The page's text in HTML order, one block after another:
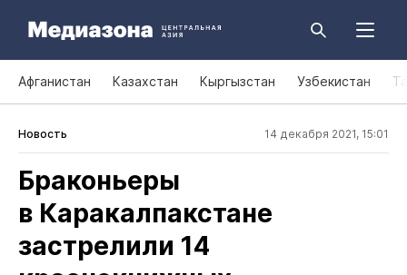
Афганистан Казахстан Кыргызстан Узбекистан
Новость 14 декабря 2021, 15:01
Браконьеры
в Каракалпакстане
застрелили 14